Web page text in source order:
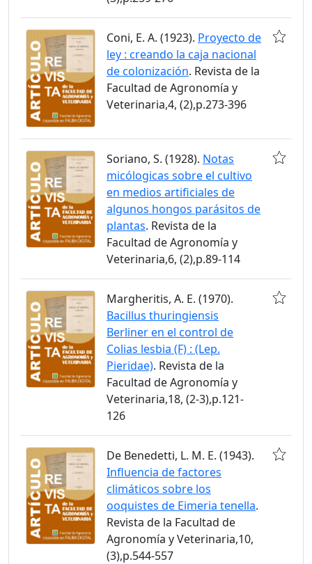
Coni, E. A. (1923). Proyecto de
ley : creando la caja nacional
de colonización. Revista de la
Facultad de Agronomía y
Veterinaria,4, (2),p.273-396
Soriano, S. (1928). Notas
micólogicas sobre el cultivo
en medios artificiales de
algunos hongos parásitos de
plantas. Revista de la
Facultad de Agronomía y
Veterinaria,6, (2),p.89-114
Margheritis, A. E. (1970).
Bacillus thuringiensis
Berliner en el control de
Colias lesbia (F) : (Lep.
Pieridae). Revista de la
Facultad de Agronomía y
Veterinaria,18, (2-3),p.121-
126
De Benedetti, L. M. E. (1943).
Influencia de factores
climáticos sobre los
ooquistes de Eimeria tenella.
Revista de la Facultad de
Agronomía y Veterinaria,10,
(3),p.544-557